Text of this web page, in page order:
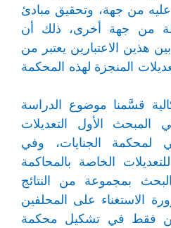
من جهة، وتحقيق مبادئ
من جهة أخرى، ذلك أن
هذين الاعتبارين يعتبر من
المنجزة لهذه المحكمة
قسَّمنا موضوع الدراسة
المبحث الأول التعديلات
لمحكمة الجنايات، وفي
الخاصة بالمحاكمة
بمجموعة من النتائج
الاستغناء على المحلفين
فقط في تشكيل محكمة